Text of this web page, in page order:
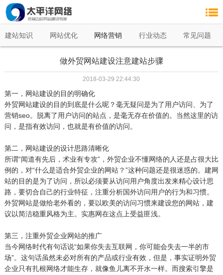
建站知识 网站优化 网络营销 行业动态 常见问题
做外贸网站建设注意建站步骤
2018-03-29 22:44:30
第一，网站建设的目的明确化
外贸网站建设的目的到底是什么呢？毫无疑问是为了用户访问、为了
营销seo。脱离了用户访问的站点，是毫无存在价值的。当然这里的访
问，是指有效访问，也就是有价值的访问。
第二，网站建设的设计思路清晰化
所谓“闻道有先后，术业有专攻”，外贸企业不懂网络的人还是占很大比
例的，对“什么是适合外贸企业的网站？”这种问题还是很迷惑的。建网
站的目的是为了访问，所以必须要从访问用户角度出发来精心设计思
路，要切合自己的行业特征，注重分析国外访问用户的行为和习惯。
外贸网站是做给老外看的，要以欧美的访问习惯来建设您的网站，建
议以简洁稳重风格为主。实惠网在这点上受益匪浅。
第三，注重外贸企业网站的推广
当今网络时代有句话说“如果你失去互联网，你可能会失去一半的市
场”。这句话虽然未必对所有的产品或行业有效，但是，事实证明外贸
企业只有扎根网络才能生存，就像鱼儿离不开水一样。而搜索引擎是